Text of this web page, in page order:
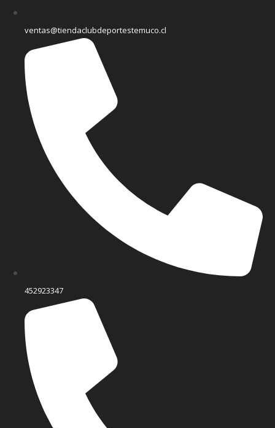
ventas@tiendaclubdeportestemuco.cl
452923347